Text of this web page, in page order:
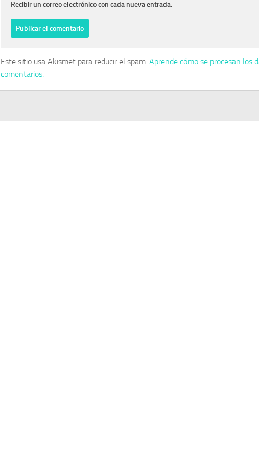
Recibir un correo electrónico con cada nueva entrada.
Este sitio usa Akismet para reducir el spam. Aprende cómo se procesan los
comentarios.